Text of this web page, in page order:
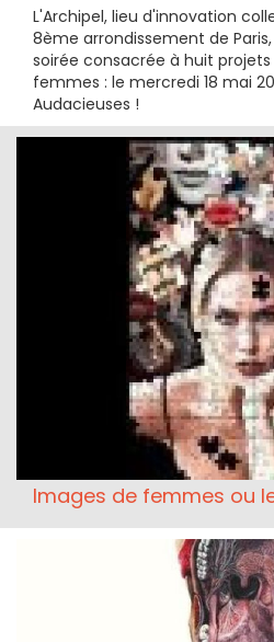
L'Archipel, lieu d'innovation
8ème arrondissement de
soirée consacrée à huit
femmes : le mercredi 18 mai
Audacieuses !
Images de femmes ou